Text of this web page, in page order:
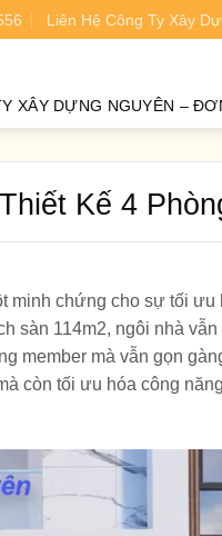
Liên Hệ Công Ty Xây
XÂY DỰNG NGUYÊN –
Kế 4
minh chứng cho sự tối ưu
sàn 114m2, ngôi nhà
member mà vẫn gọn
còn tối ưu hóa công
nhà chính xác